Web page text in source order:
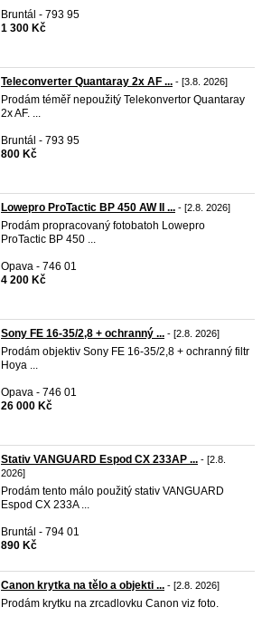
Bruntál - 793 95
1 300 Kč
Teleconverter Quantaray 2x AF ... - [3.8. 2026]
Prodám téměř nepoužitý Telekonvertor Quantaray
2x AF. ...
Bruntál - 793 95
800 Kč
Lowepro ProTactic BP 450 AW II ... - [2.8. 2026]
Prodám propracovaný fotobatoh Lowepro
ProTactic BP 450 ...
Opava - 746 01
4 200 Kč
Sony FE 16-35/2,8 + ochranný ... - [2.8. 2026]
Prodám objektiv Sony FE 16-35/2,8 + ochranný filtr
Hoya ...
Opava - 746 01
26 000 Kč
Stativ VANGUARD Espod CX 233AP ... - [2.8.
2026]
Prodám tento málo použitý stativ VANGUARD
Espod CX 233A ...
Bruntál - 794 01
890 Kč
Canon krytka na tělo a objekti ... - [2.8. 2026]
Prodám krytku na zrcadlovku Canon viz foto.